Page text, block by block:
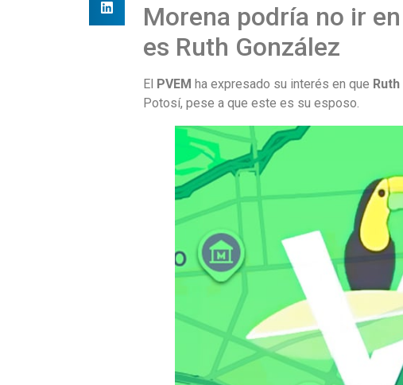
Morena podría no ir
es Ruth González
El PVEMha expresado su interés en que
Potosí, pese a que este es su esposo.